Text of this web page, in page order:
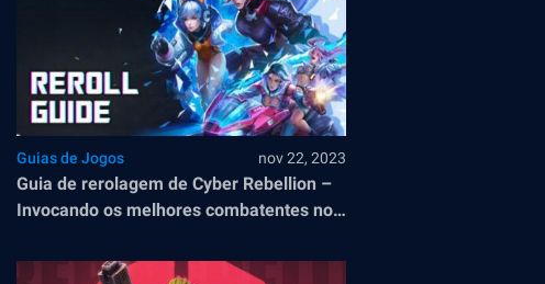
Guias de Jogos nov 22, 2023
Guia de rerolagem de Cyber Rebellion –
Invocando os melhores combatentes no